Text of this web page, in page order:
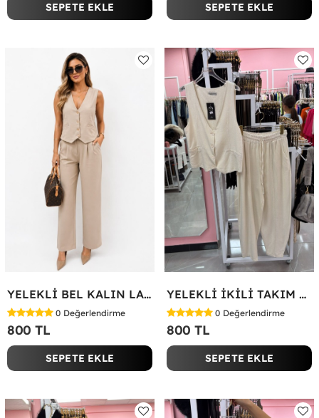
SEPETE EKLE SEPETE EKLE
YELEKLİ BEL KALIN LASTİK İKİLİ TAKIM Bej
0 Değerlendirme
800 TL
SEPETE EKLE
YELEKLİ İKİLİ TAKIM Bej
0 Değerlendirme
800 TL
SEPETE EKLE